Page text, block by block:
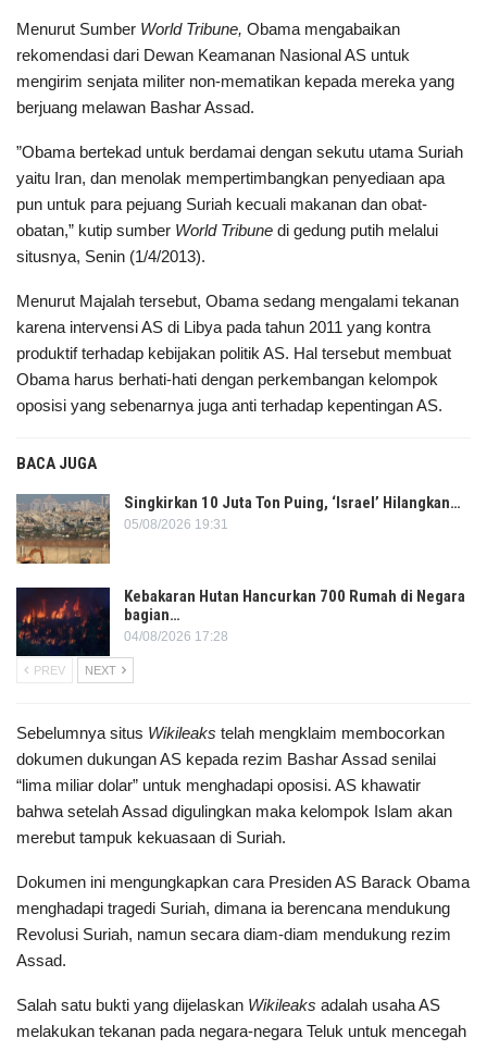
Menurut Sumber World Tribune, Obama mengabaikan
rekomendasi dari Dewan Keamanan Nasional AS untuk
mengirim senjata militer non-mematikan kepada mereka yang
berjuang melawan Bashar Assad.
”Obama bertekad untuk berdamai dengan sekutu utama Suriah
yaitu Iran, dan menolak mempertimbangkan penyediaan apa
pun untuk para pejuang Suriah kecuali makanan dan obat-
obatan,” kutip sumber World Tribune di gedung putih melalui
situsnya, Senin (1/4/2013).
Menurut Majalah tersebut, Obama sedang mengalami tekanan
karena intervensi AS di Libya pada tahun 2011 yang kontra
produktif terhadap kebijakan politik AS. Hal tersebut membuat
Obama harus berhati-hati dengan perkembangan kelompok
oposisi yang sebenarnya juga anti terhadap kepentingan AS.
BACA JUGA
Singkirkan 10 Juta Ton Puing, ‘Israel’ Hilangkan…
05/08/2026 19:31
Kebakaran Hutan Hancurkan 700 Rumah di Negara
bagian…
04/08/2026 17:28
PREV NEXT
Sebelumnya situs Wikileaks telah mengklaim membocorkan
dokumen dukungan AS kepada rezim Bashar Assad senilai
“lima miliar dolar” untuk menghadapi oposisi. AS khawatir
bahwa setelah Assad digulingkan maka kelompok Islam akan
merebut tampuk kekuasaan di Suriah.
Dokumen ini mengungkapkan cara Presiden AS Barack Obama
menghadapi tragedi Suriah, dimana ia berencana mendukung
Revolusi Suriah, namun secara diam-diam mendukung rezim
Assad.
Salah satu bukti yang dijelaskan Wikileaks adalah usaha AS
melakukan tekanan pada negara-negara Teluk untuk mencegah